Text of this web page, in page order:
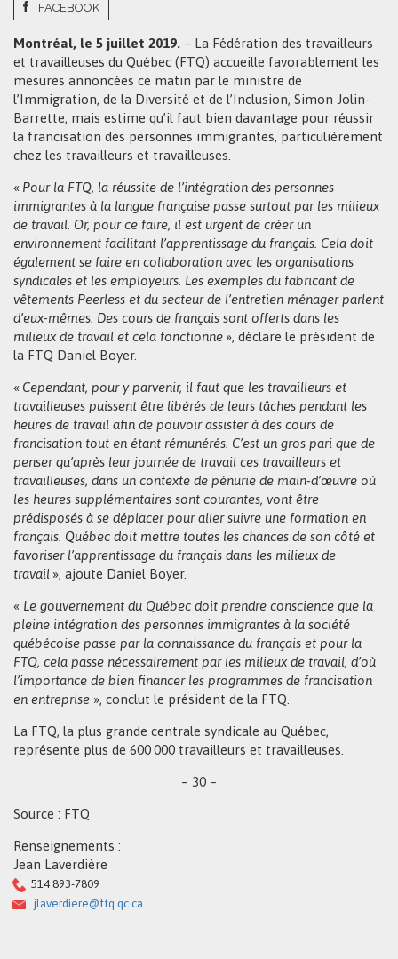
FACEBOOK
Montréal, le 5 juillet 2019. – La Fédération des travailleurs
et travailleuses du Québec (FTQ) accueille favorablement les
mesures annoncées ce matin par le ministre de
l’Immigration, de la Diversité et de l’Inclusion, Simon Jolin-
Barrette, mais estime qu’il faut bien davantage pour réussir
la francisation des personnes immigrantes, particulièrement
chez les travailleurs et travailleuses.
« Pour la FTQ, la réussite de l’intégration des personnes
immigrantes à la langue française passe surtout par les milieux
de travail. Or, pour ce faire, il est urgent de créer un
environnement facilitant l’apprentissage du français. Cela doit
également se faire en collaboration avec les organisations
syndicales et les employeurs. Les exemples du fabricant de
vêtements Peerless et du secteur de l’entretien ménager parlent
d’eux-mêmes. Des cours de français sont offerts dans les
milieux de travail et cela fonctionne », déclare le président de
la FTQ Daniel Boyer.
« Cependant, pour y parvenir, il faut que les travailleurs et
travailleuses puissent être libérés de leurs tâches pendant les
heures de travail afin de pouvoir assister à des cours de
francisation tout en étant rémunérés. C’est un gros pari que de
penser qu’après leur journée de travail ces travailleurs et
travailleuses, dans un contexte de pénurie de main-d’œuvre où
les heures supplémentaires sont courantes, vont être
prédisposés à se déplacer pour aller suivre une formation en
français. Québec doit mettre toutes les chances de son côté et
favoriser l’apprentissage du français dans les milieux de
travail », ajoute Daniel Boyer.
« Le gouvernement du Québec doit prendre conscience que la
pleine intégration des personnes immigrantes à la société
québécoise passe par la connaissance du français et pour la
FTQ, cela passe nécessairement par les milieux de travail, d’où
l’importance de bien financer les programmes de francisation
en entreprise », conclut le président de la FTQ.
La FTQ, la plus grande centrale syndicale au Québec,
représente plus de 600 000 travailleurs et travailleuses.
– 30 –
Source : FTQ
Renseignements :
Jean Laverdière
514 893-7809
jlaverdiere@ftq.qc.ca